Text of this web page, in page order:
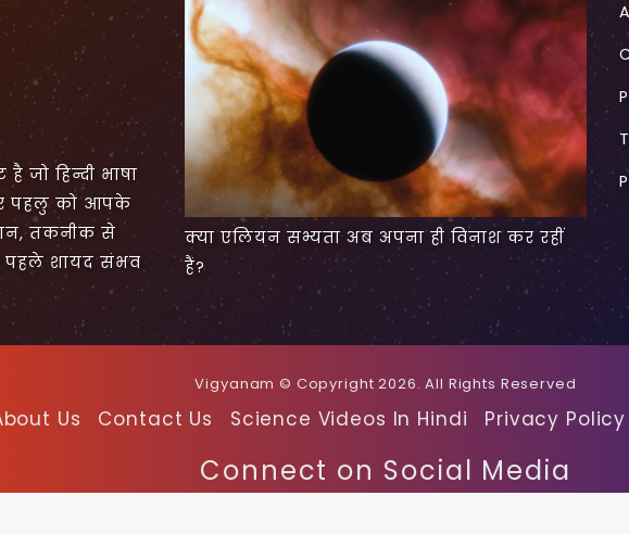
जो हिन्दी भाषा
पहलु को आपके
तकनीक से
पहले शायद संभव
क्या एलियन सभ्यता अब अपना ही विनाश कर रहीं
हैं?
Vigyanam © Copyright 2026. All Rights Reserved
Us Contact Us Science Videos In Hindi Privacy Policy